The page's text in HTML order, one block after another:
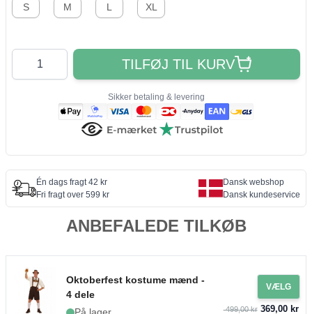
S M L XL
Antal
TILFØJ TIL KURV
Sikker betaling & levering
Én dags fragt 42 kr
Fri fragt over 599 kr
Dansk webshop
Dansk kundeservice
ANBEFALEDE TILKØB
Oktoberfest kostume mænd -
4 dele
VÆLG
499,00 kr369,00 kr